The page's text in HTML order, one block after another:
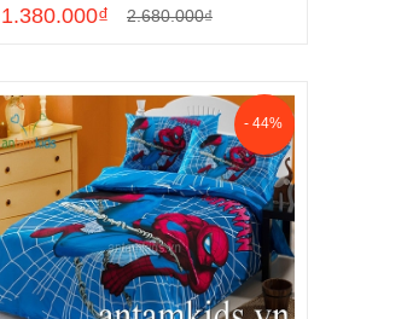
1.380.000₫ 2.680.000₫
- 44%